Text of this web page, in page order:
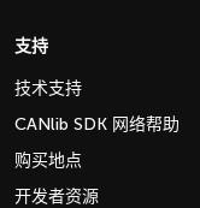
支持
技术支持
CANlib SDK 网络帮助
购买地点
开发者资源